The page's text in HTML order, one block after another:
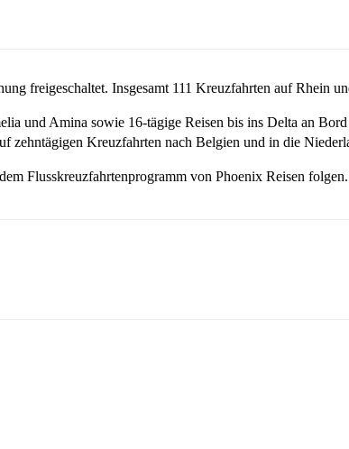
freigeschaltet. Insgesamt 111 Kreuzfahrten auf Rhein
und Amina sowie 16-tägige Reisen bis ins Delta an
zehntägigen Kreuzfahrten nach Belgien und in die
Flusskreuzfahrtenprogramm von Phoenix Reisen